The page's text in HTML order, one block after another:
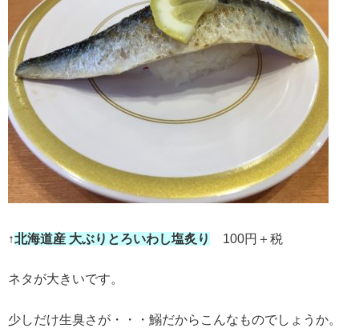
↑北海道産 大ぶりとろいわし塩炙り 100円＋税
ネタが大きいです。
少しだけ生臭さが・・・鰯だからこんなものでしょうか。